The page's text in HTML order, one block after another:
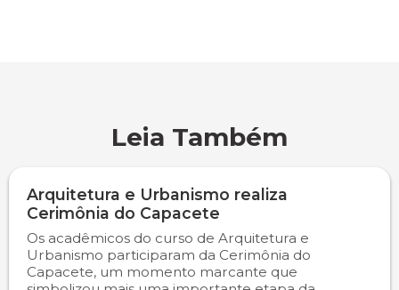
Leia Também
Arquitetura e Urbanismo realiza
Cerimônia do Capacete
Os acadêmicos do curso de Arquitetura e
Urbanismo participaram da Cerimônia do
Capacete, um momento marcante que